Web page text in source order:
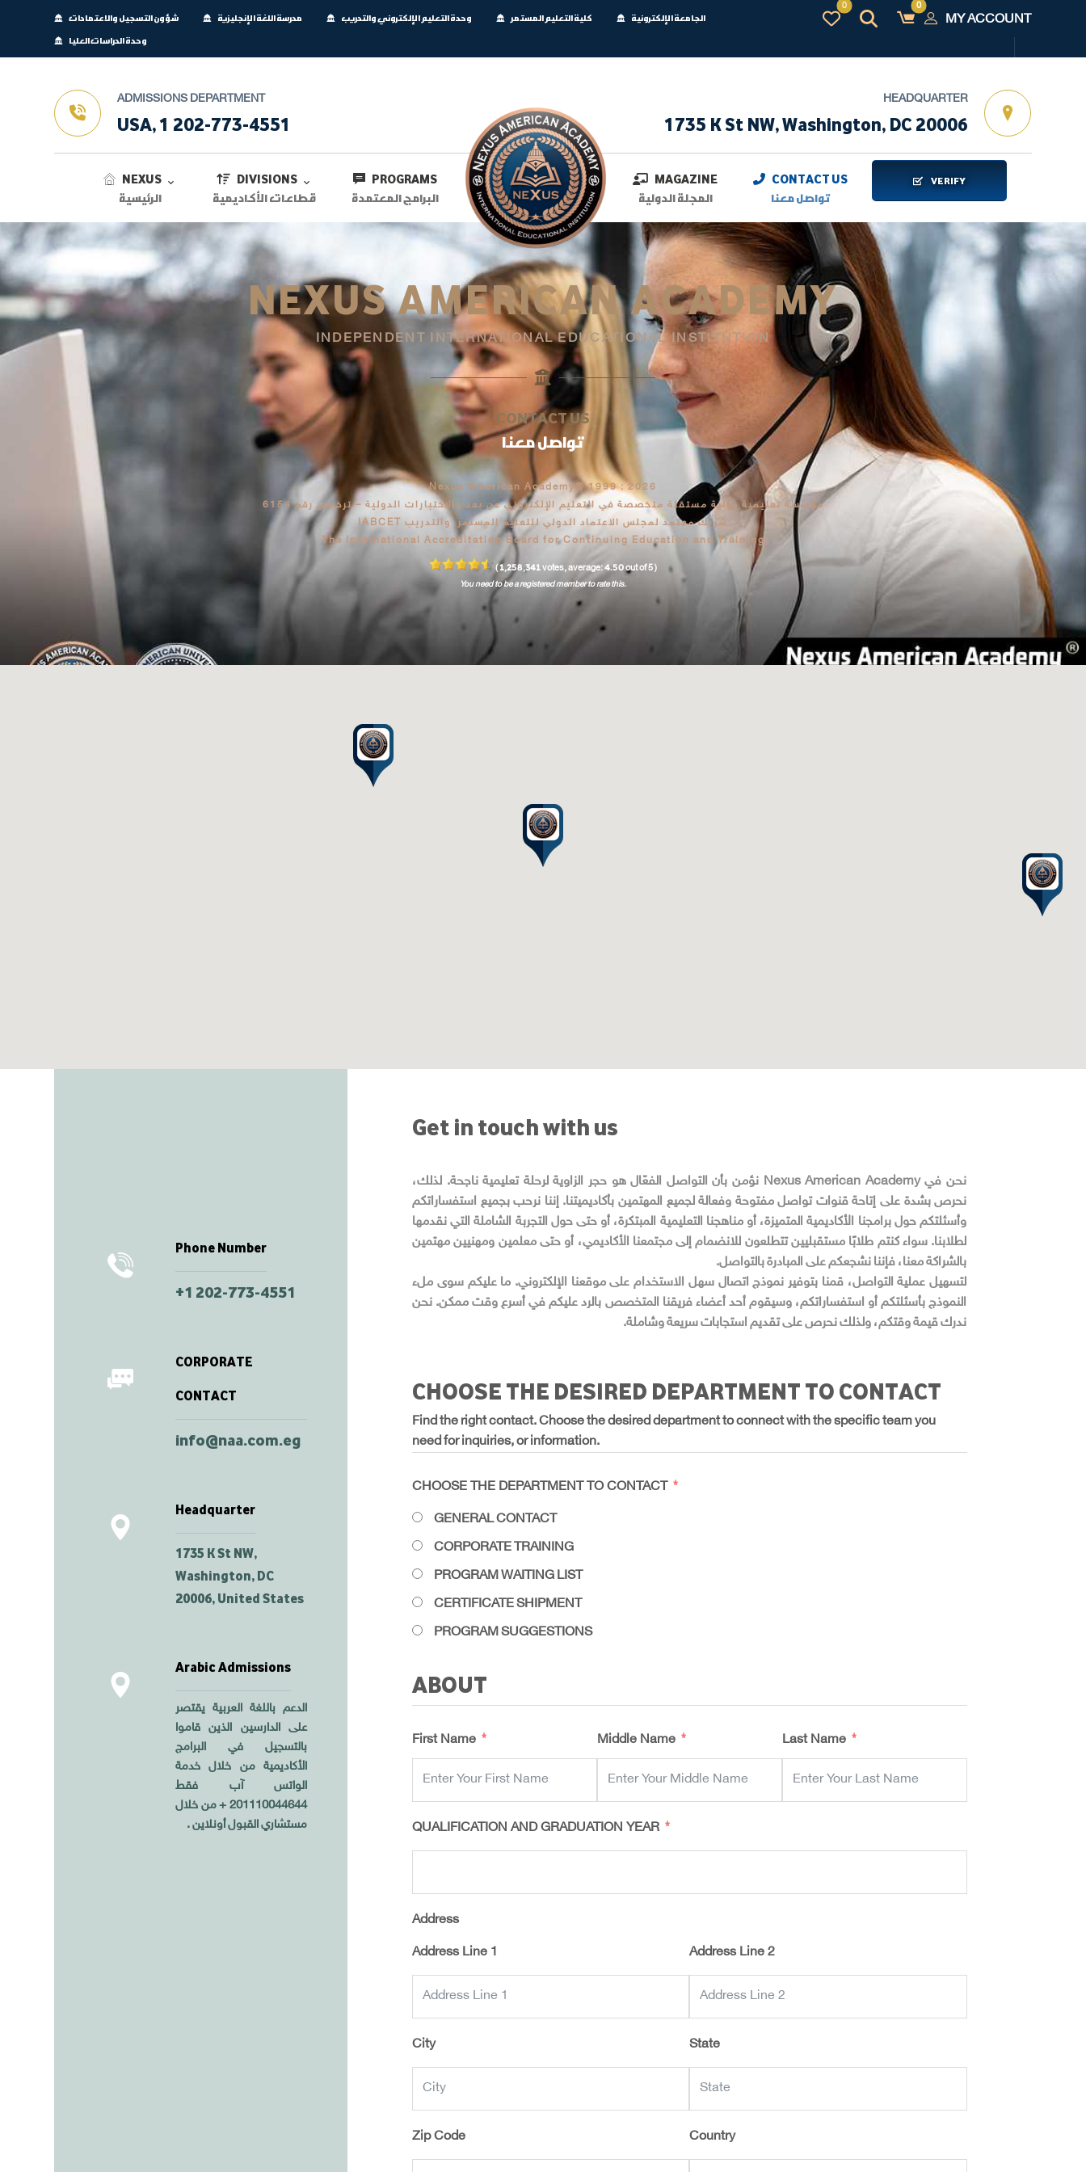
شؤون التسجيل والاعتمادات مدرسة اللغة الإنجليزية وحدة التعليم الإلكتروني والتدريب كلية التعليم المستمر
الجامعة الإلكترونية
وحدة الدراسات العليا
MY ACCOUNT
ADMISSIONS DEPARTMENT
USA, 1 202-773-4551
HEADQUARTER
1735 K St NW, Washington, DC 20006
NEXUS
الرئيسية
DIVISIONS
قطاعات الأكاديمية
PROGRAMS
البرامج المعتمدة
MAGAZINE
المجلة الدولية
CONTACT US
تواصل معنا
VERIFY
NEXUS AMERICAN ACADEMY
INDEPENDENT INTERNATIONAL EDUCATIONAL INSTITUTION
CONTACT US
تواصل معنا
Nexus American Academy® 1999 : 2026
مؤسسة تعليمية دولية مستقلة متخصصة في التعليم الإلكتروني عن بعد والاختبارات الدولية – ترخيص رقم 6154
شريك معتمد لمجلس الاعتماد الدولي للتعليم المستمر والتدريب IABCET
The International Accreditation Board for Continuing Education and Training
(1,258,341votes, average:4.50out of 5 )
You need to be a registered member to rate this.
Phone Number
+1 202-773-4551
CORPORATE
CONTACT
info@naa.com.eg
Headquarter
1735 K St NW,
Washington, DC
20006, United States
Arabic Admissions
الدعم باللغة العربية يقتصر
على الدارسين الذين قاموا
بالتسجيل في البرامج
الأكاديمية من خلال خدمة
الواتس آب فقط
201110044644 + من خلال
مستشاري القبول أونلاين .
Get in touch with us
نحن في Nexus American Academy نؤمن بأن التواصل الفعّال هو حجر الزاوية لرحلة تعليمية ناجحة. لذلك،
نحرص بشدة على إتاحة قنوات تواصل مفتوحة وفعالة لجميع المهتمين بأكاديميتنا. إننا نرحب بجميع استفساراتكم
وأسئلتكم حول برامجنا الأكاديمية المتميزة، أو مناهجنا التعليمية المبتكرة، أو حتى حول التجربة الشاملة التي نقدمها
لطلابنا. سواء كنتم طلابًا مستقبليين تتطلعون للانضمام إلى مجتمعنا الأكاديمي، أو حتى معلمين ومهنيين مهتمين
بالشراكة معنا، فإننا نشجعكم على المبادرة بالتواصل.
لتسهيل عملية التواصل، قمنا بتوفير نموذج اتصال سهل الاستخدام على موقعنا الإلكتروني. ما عليكم سوى ملء
النموذج بأسئلتكم أو استفساراتكم، وسيقوم أحد أعضاء فريقنا المتخصص بالرد عليكم في أسرع وقت ممكن. نحن
ندرك قيمة وقتكم، ولذلك نحرص على تقديم استجابات سريعة وشاملة.
CHOOSE THE DESIRED DEPARTMENT TO CONTACT
Find the right contact. Choose the desired department to connect with the specific team you
need for inquiries, or information.
CHOOSE THE DEPARTMENT TO CONTACT
GENERAL CONTACT
CORPORATE TRAINING
PROGRAM WAITING LIST
CERTIFICATE SHIPMENT
PROGRAM SUGGESTIONS
ABOUT
First Name Middle Name Last Name
QUALIFICATION AND GRADUATION YEAR
Address
Address Line 1 Address Line 2
City State
Zip Code Country